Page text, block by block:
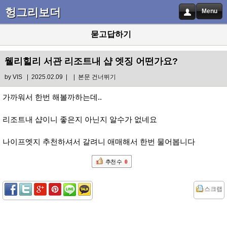
헝그리보더 Menu
묻고답하기
웰리힐리 서관 리조트내 샵 엣징 어떤가요?
byVIS| 2025.02.09 | | 본문 건너뛰기
가까워서 한번 해볼까하는데..
리조트내 샵이니 좋은지 아닌지 알수가 없네요
나이프엣지 추천하셔서 갈려니 애매해서 한번 물어봅니다
추천 수 0
스크랩